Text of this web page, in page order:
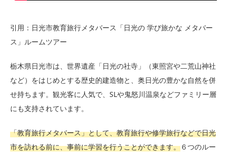
引用：日光市教育旅行メタバース「日光の 学び旅かな メタバー
ス」ルームツアー
栃木県日光市は、世界遺産「日光の社寺」（東照宮や二荒山神社
など）をはじめとする歴史的建造物と、奥日光の豊かな自然を併
せ持ちます。観光客に人気で、SLや鬼怒川温泉などファミリー層
にも支持されています。
「教育旅行メタバース」として、教育旅行や修学旅行などで日光
市を訪れる前に、事前に学習を行うことができます。６つのルー